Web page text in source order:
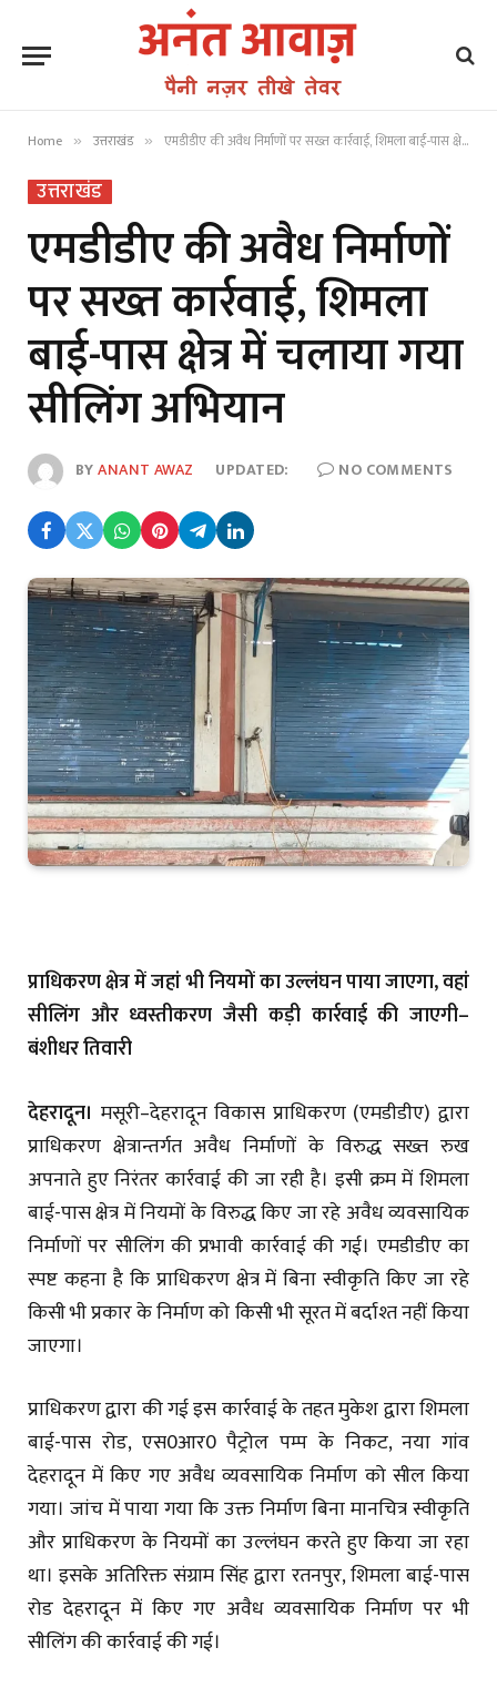
Home » उत्तराखंड » एमडीडीए की अवैध निर्माणों पर सख्त कार्रवाई, शिमला बाई-पास क्षेत्र में चलाया गया सीलिंग अभियान
उत्तराखंड
एमडीडीए की अवैध निर्माणों
पर सख्त कार्रवाई, शिमला
बाई-पास क्षेत्र में चलाया गया
सीलिंग अभियान
BYANANT AWAZ UPDATED: NO COMMENTS
प्राधिकरण क्षेत्र में जहां भी नियमों का उल्लंघन पाया जाएगा, वहां
सीलिंग और ध्वस्तीकरण जैसी कड़ी कार्रवाई की जाएगी–
बंशीधर तिवारी
देहरादून। मसूरी–देहरादून विकास प्राधिकरण (एमडीडीए) द्वारा
प्राधिकरण क्षेत्रान्तर्गत अवैध निर्माणों के विरुद्ध सख्त रुख
अपनाते हुए निरंतर कार्रवाई की जा रही है। इसी क्रम में शिमला
बाई-पास क्षेत्र में नियमों के विरुद्ध किए जा रहे अवैध व्यवसायिक
निर्माणों पर सीलिंग की प्रभावी कार्रवाई की गई। एमडीडीए का
स्पष्ट कहना है कि प्राधिकरण क्षेत्र में बिना स्वीकृति किए जा रहे
किसी भी प्रकार के निर्माण को किसी भी सूरत में बर्दाश्त नहीं किया
जाएगा।
प्राधिकरण द्वारा की गई इस कार्रवाई के तहत मुकेश द्वारा शिमला
बाई-पास रोड, एस0आर0 पैट्रोल पम्प के निकट, नया गांव
देहरादून में किए गए अवैध व्यवसायिक निर्माण को सील किया
गया। जांच में पाया गया कि उक्त निर्माण बिना मानचित्र स्वीकृति
और प्राधिकरण के नियमों का उल्लंघन करते हुए किया जा रहा
था। इसके अतिरिक्त संग्राम सिंह द्वारा रतनपुर, शिमला बाई-पास
रोड देहरादून में किए गए अवैध व्यवसायिक निर्माण पर भी
सीलिंग की कार्रवाई की गई।